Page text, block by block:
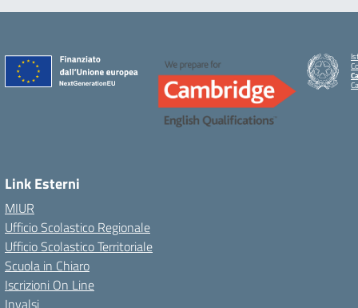
Link Esterni
MIUR
Ufficio Scolastico Regionale
Ufficio Scolastico Territoriale
Scuola in Chiaro
Iscrizioni On Line